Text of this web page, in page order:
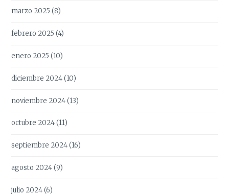
marzo 2025 (8)
febrero 2025 (4)
enero 2025 (10)
diciembre 2024(10)
noviembre 2024(13)
octubre 2024(11)
septiembre 2024(16)
agosto 2024(9)
julio 2024(6)